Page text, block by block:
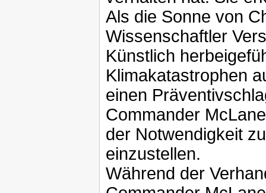
Als die Sonne von
Wissenschaftler
Künstlich
Klimakatastrophen
einen
Commander
der Notwendigkeit
einzustellen.
Während der